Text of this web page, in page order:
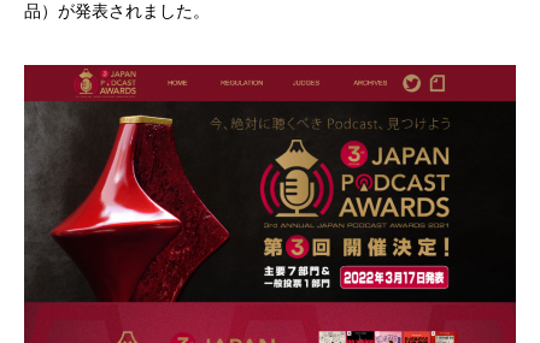
品）が発表されました。